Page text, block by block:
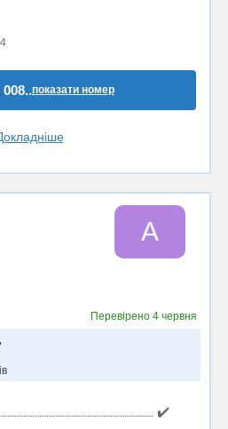
008..показати номер
A
Перевірено 4 червня
✔️